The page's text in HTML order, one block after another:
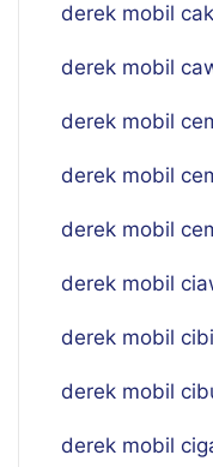
derek mobil
derek mobil
derek mobil
derek mobil
derek mobil
derek mobil
derek mobil
derek mobil
derek mobil